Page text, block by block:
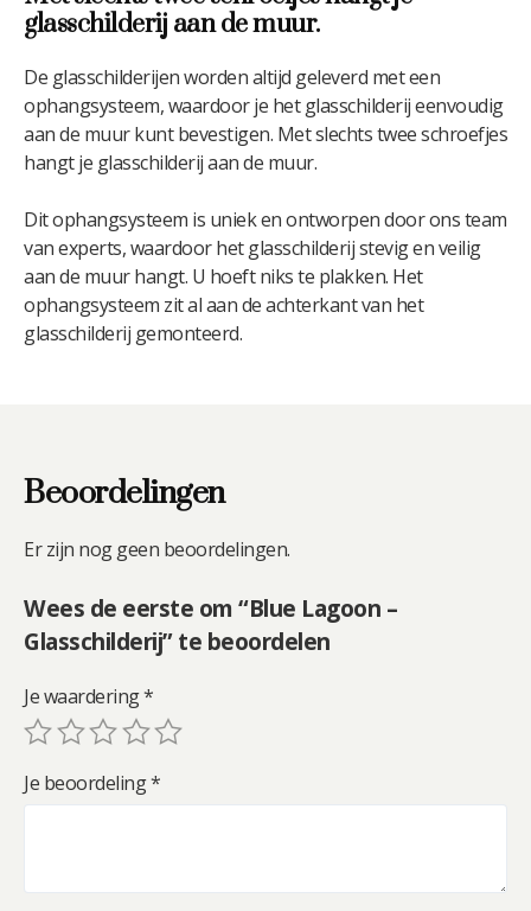
glasschilderij aan de muur.
De glasschilderijen worden altijd geleverd met een
ophangsysteem, waardoor je het glasschilderij eenvoudig
aan de muur kunt bevestigen. Met slechts twee schroefjes
hangt je glasschilderij aan de muur.
Dit ophangsysteem is uniek en ontworpen door ons team
van experts, waardoor het glasschilderij stevig en veilig
aan de muur hangt. U hoeft niks te plakken. Het
ophangsysteem zit al aan de achterkant van het
glasschilderij gemonteerd.
Beoordelingen
Er zijn nog geen beoordelingen.
Wees de eerste om “Blue Lagoon –
Glasschilderij” te beoordelen
Je waardering*
Je beoordeling*